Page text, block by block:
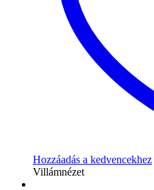
Hozzáadás a kedvencekhez
Villámnézet